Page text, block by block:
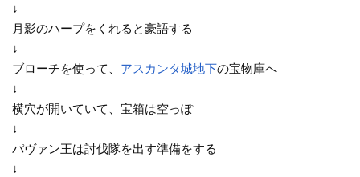
↓
月影のハープをくれると豪語する
↓
ブローチを使って、 アスカンタ城地下の宝物庫へ
↓
横穴が開いていて、宝箱は空っぽ
↓
パヴァン王は討伐隊を出す準備をする
↓